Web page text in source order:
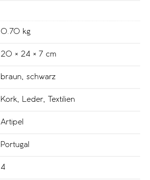
0.70 kg
20 × 24 × 7 cm
braun, schwarz
Kork, Leder, Textilien
Artipel
Portugal
4